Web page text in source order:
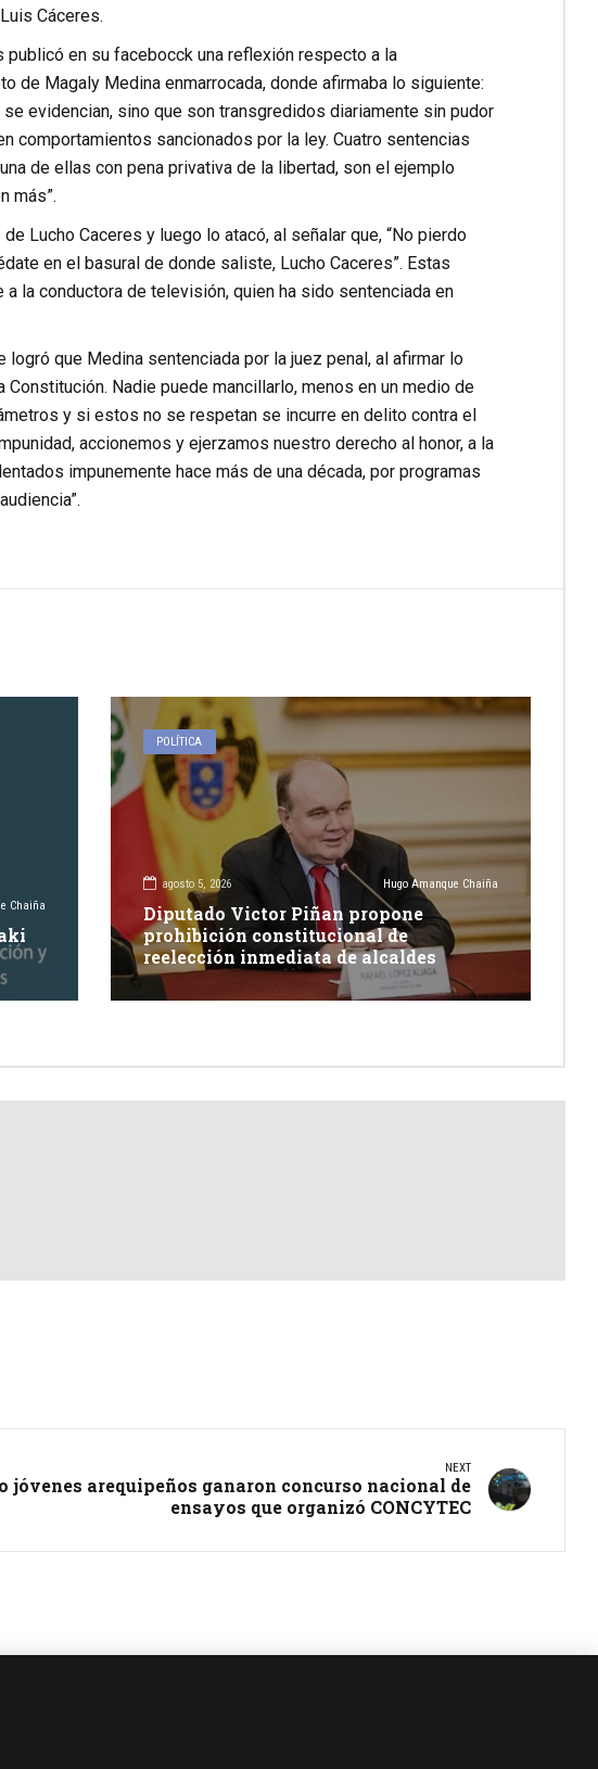
Cáceres.
en su facebocck una reflexión respecto a la
de Magaly Medina enmarrocada, donde afirmaba lo siguiente:
evidencian, sino que son transgredidos diariamente sin pudor
comportamientos sancionados por la ley. Cuatro sentencias
de ellas con pena privativa de la libertad, son el ejemplo
más”.
Lucho Caceres y luego lo atacó, al señalar que, “No pierdo
en el basural de donde saliste, Lucho Caceres”. Estas
la conductora de televisión, quien ha sido sentenciada en
que Medina sentenciada por la juez penal, al afirmar lo
Nadie puede mancillarlo, menos en un medio de
y si estos no se respetan se incurre en delito contra el
accionemos y ejerzamos nuestro derecho al honor, a la
impunemente hace más de una década, por programas
Chaiña
POLÍTICA
agosto 5, 2026 Hugo Amanque Chaiña
Diputado Victor Piñan propone
prohibición constitucional de
reelección inmediata de alcaldes
NEXT
jóvenes arequipeños ganaron concurso nacional de
ensayos que organizó CONCYTEC